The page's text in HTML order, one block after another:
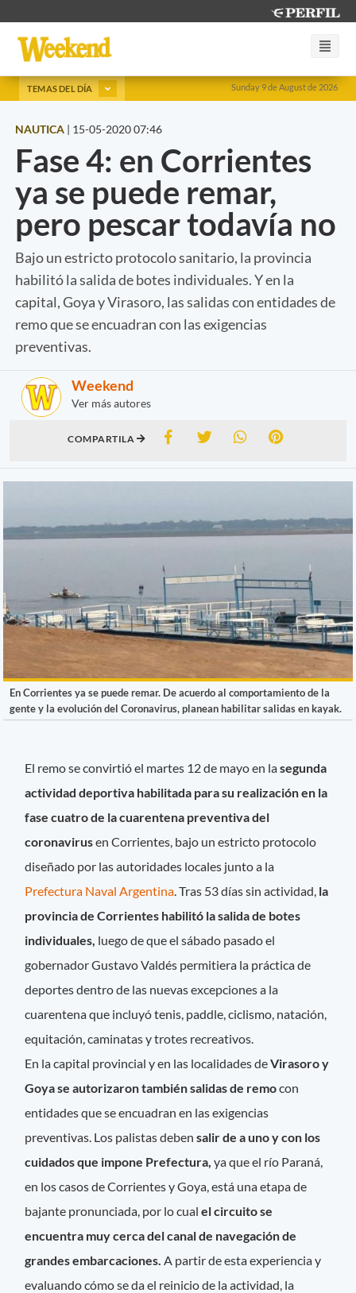
Sunday 9 de August de 2026
TEMAS DEL DÍA
NAUTICA | 15-05-2020 07:46
Fase 4: en Corrientes
ya se puede remar,
pero pescar todavía no
Bajo un estricto protocolo sanitario, la provincia
habilitó la salida de botes individuales. Y en la
capital, Goya y Virasoro, las salidas con entidades de
remo que se encuadran con las exigencias
preventivas.
Weekend
Ver más autores
COMPARTILA
En Corrientes ya se puede remar. De acuerdo al comportamiento de la
gente y la evolución del Coronavirus, planean habilitar salidas en kayak.
El remo se convirtió el martes 12 de mayo en lasegunda
actividad deportiva habilitada para su realización en la
fase cuatro de la cuarentena preventiva del
coronavirusen Corrientes, bajo un estricto protocolo
diseñado por las autoridades locales junto a la
Prefectura Naval Argentina . Tras 53 días sin actividad, la
provincia de Corrientes habilitó la salida de botes
individuales, luego de que el sábado pasado el
gobernador Gustavo Valdés permitiera la práctica de
deportes dentro de las nuevas excepciones a la
cuarentena que incluyó tenis, paddle, ciclismo, natación,
equitación, caminatas y trotes recreativos.
En la capital provincial y en las localidades deVirasoro y
Goya se autorizaron también salidas de remocon
entidades que se encuadran en las exigencias
preventivas. Los palistas debensalir de a uno y con los
cuidados que impone Prefectura, ya que el río Paraná,
en los casos de Corrientes y Goya, está una etapa de
bajante pronunciada, por lo cualel circuito se
encuentra muy cerca del canal de navegación de
grandes embarcaciones. A partir de esta experiencia y
evaluando cómo se da el reinicio de la actividad, la